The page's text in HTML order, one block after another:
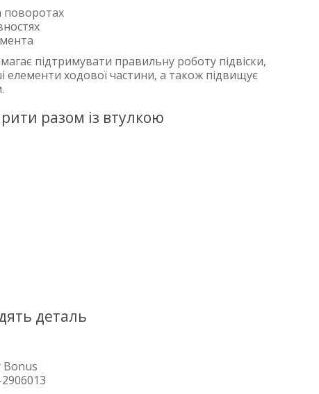
поворотах
підтримувати правильну роботу підвіски,
елементи ходової частини, а також підвищує
разом із втулкою
деталь
Bonus